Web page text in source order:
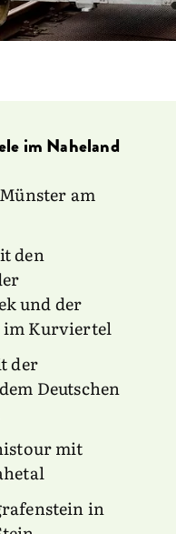
im Naheland
am
den
und der
im Kurviertel
der
Deutschen
mit
in